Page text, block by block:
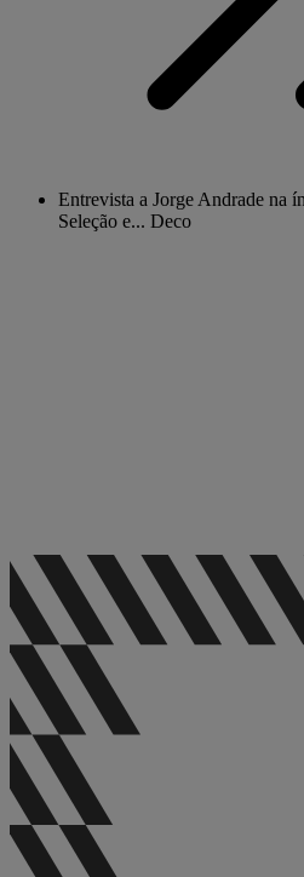
Entrevista a Jorge Andrade na
Seleção e... Deco